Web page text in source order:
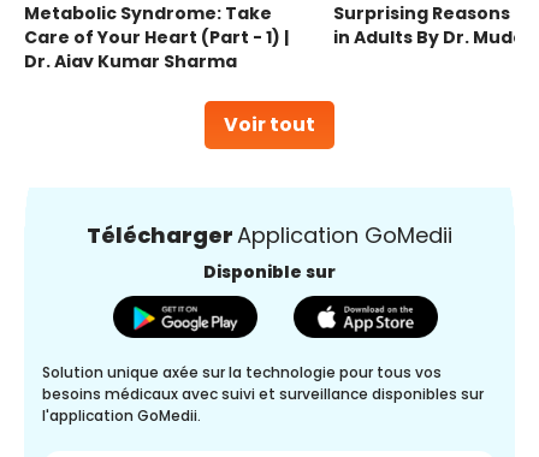
Voir tout
Metabolic Syndrome: Take
Care of Your Heart (Part - 1) |
Dr. Ajay Kumar Sharma
Surprising Reasons
in Adults By Dr.
TéléchargerApplication GoMedii
Disponible sur
Solution unique axée sur la technologie pour tous vos
besoins médicaux avec suivi et surveillance disponibles sur
l'application GoMedii.